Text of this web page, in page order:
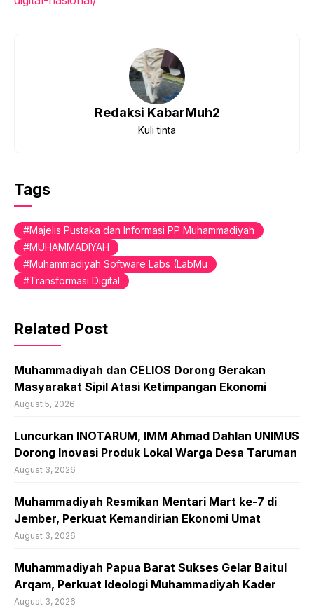
Redaksi KabarMuh2
Kuli tinta
Tags
Majelis Pustaka dan Informasi PP Muhammadiyah
MUHAMMADIYAH
Muhammadiyah Software Labs (LabMu
Transformasi Digital
Related Post
Muhammadiyah dan CELIOS Dorong Gerakan
Masyarakat Sipil Atasi Ketimpangan Ekonomi
August 5, 2026
Luncurkan INOTARUM, IMM Ahmad Dahlan UNIMUS
Dorong Inovasi Produk Lokal Warga Desa Taruman
August 3, 2026
Muhammadiyah Resmikan Mentari Mart ke-7 di
Jember, Perkuat Kemandirian Ekonomi Umat
August 3, 2026
Muhammadiyah Papua Barat Sukses Gelar Baitul
Arqam, Perkuat Ideologi Muhammadiyah Kader
August 3, 2026